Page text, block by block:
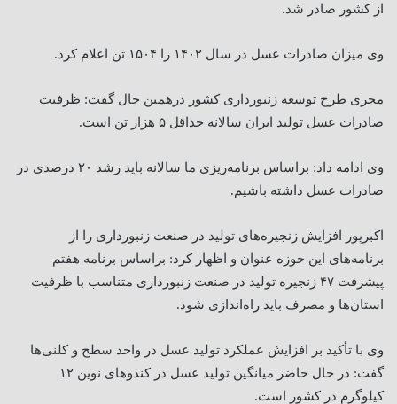
از کشور صادر شد.
وی میزان صادرات عسل در سال ۱۴۰۲ را ۱۵۰۴ تن اعلام کرد.
مجری طرح توسعه زنبورداری کشور درهمین حال گفت: ظرفیت
صادرات عسل تولید ایران سالانه حداقل ۵ هزار تن است.
وی ادامه داد: براساس برنامه‌ریزی ما سالانه باید رشد ۲۰ درصدی در
صادرات عسل داشته باشیم.
اکبرپور افزایش زنجیره‌های تولید در صنعت زنبورداری را از
برنامه‌های این حوزه عنوان و اظهار کرد: براساس برنامه هفتم
پیشرفت ۴۷ زنجیره تولید در صنعت زنبورداری متناسب با ظرفیت
استان‌ها و مصرف باید راه‌اندازی شود.
وی با تأکید بر افزایش عملکرد تولید عسل در واحد سطح و کلنی‌ها
گفت: در حال حاضر میانگین تولید عسل در کندوهای نوین ۱۲
کیلوگرم در کشور است.